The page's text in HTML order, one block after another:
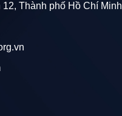
Thành phố Hồ Chí Minh